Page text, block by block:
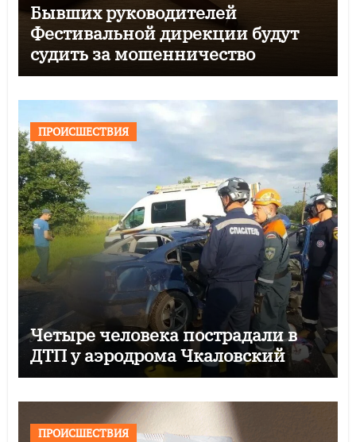
Бывших руководителей
Фестивальной дирекции будут
судить за мошенничество
ПРОИСШЕСТВИЯ
Четыре человека пострадали в
ДТП у аэродрома Чкаловский
ПРОИСШЕСТВИЯ